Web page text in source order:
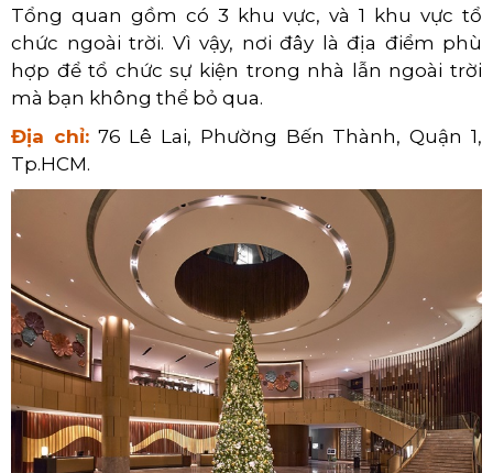
Tổng quan gồm có 3 khu vực, và 1 khu vực tổ
chức ngoài trời. Vì vậy, nơi đây là địa điểm phù
hợp để tổ chức sự kiện trong nhà lẫn ngoài trời
mà bạn không thể bỏ qua.
Địa chỉ:76 Lê Lai, Phường Bến Thành, Quận 1,
Tp.HCM.